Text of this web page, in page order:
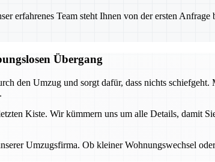
erfahrenes Team steht Ihnen von der ersten
Übergang
den Umzug und sorgt dafür, dass nichts
Kiste. Wir kümmern uns um alle Details, damit
Umzugsfirma. Ob kleiner Wohnungswechsel